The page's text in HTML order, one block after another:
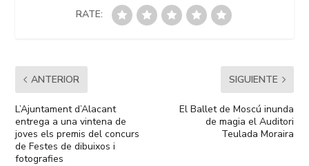
RATE:
ANTERIOR
L’Ajuntament d’Alacant
entrega a una vintena de
joves els premis del concurs
de Festes de dibuixos i
fotografies
SIGUIENTE
El Ballet de Moscú inunda
de magia el Auditori
Teulada Moraira